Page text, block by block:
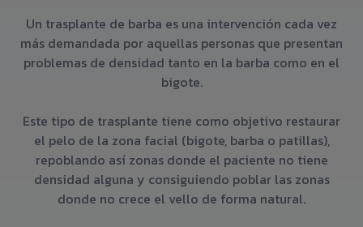
Un trasplante de barba es una intervención cada vez
más demandada por aquellas personas que presentan
problemas de densidad tanto en la barba como en el
bigote.
Este tipo de trasplante tiene como objetivo restaurar
el pelo de la zona facial (bigote, barba o patillas),
repoblando así zonas donde el paciente no tiene
densidad alguna y consiguiendo poblar las zonas
donde no crece el vello de forma natural.